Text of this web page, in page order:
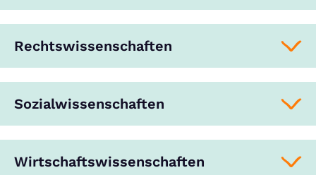
Rechtswissenschaften
Sozialwissenschaften
Wirtschaftswissenschaften